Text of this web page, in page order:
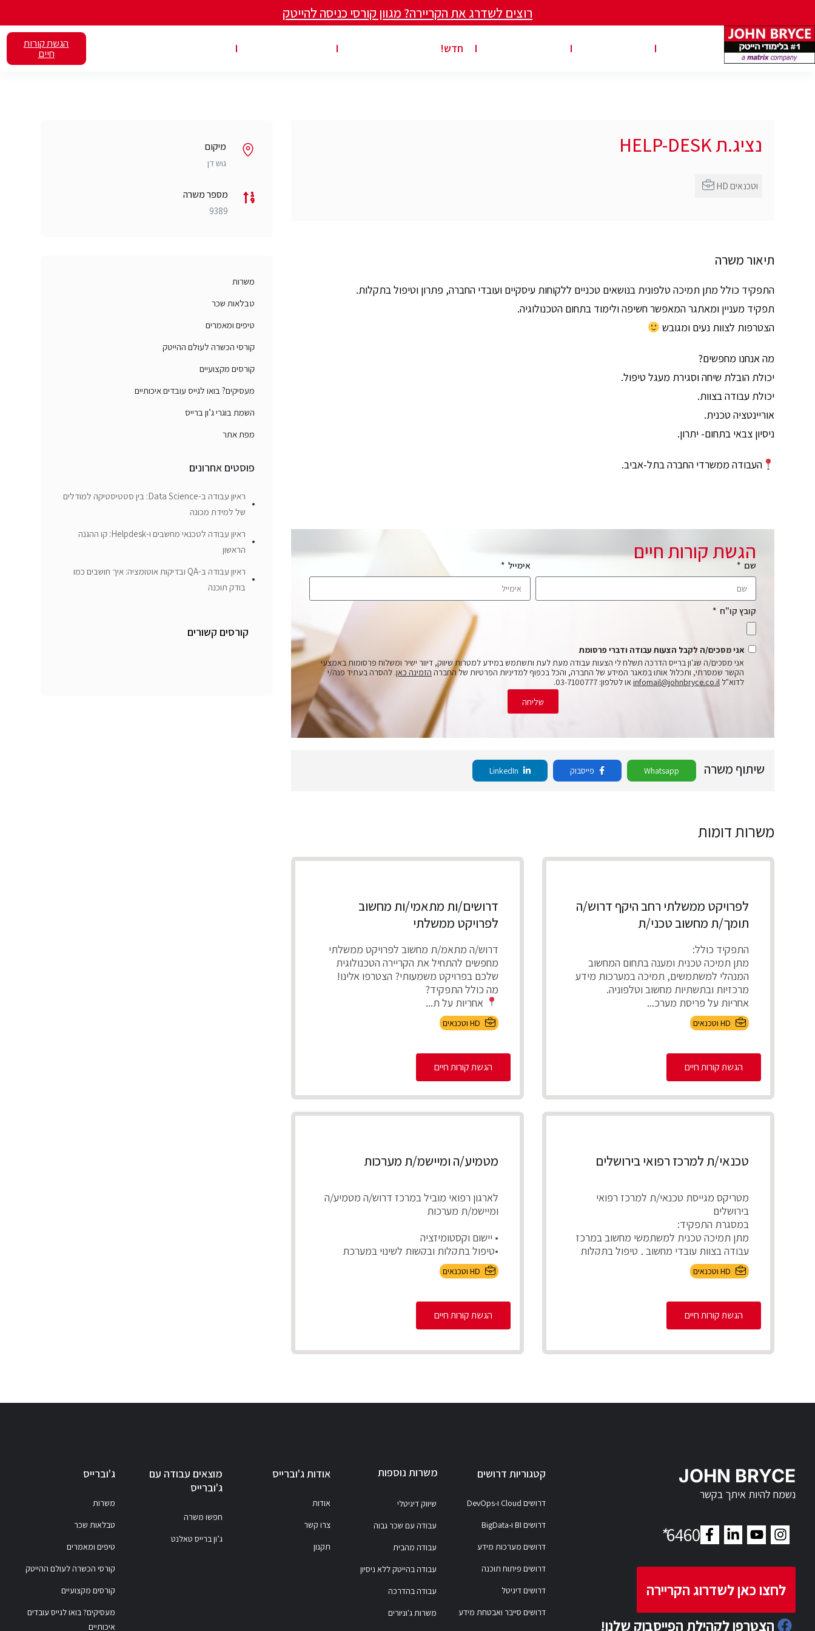
רוצים לשדרג את הקריירה? מגוון קורסי כניסה להייטק
חדש! הגשת קורות
חיים
נציג.ת HELP-DESK
תיאור משרה
התפקיד כולל מתן תמיכה טלפונית בנושאים טכניים ללקוחות עיסקיים ועובדי החברה, פתרון וטיפול בתקלות.
תפקיד מעניין ומאתגר המאפשר חשיפה ולימוד בתחום הטכנולוגיה.
הצטרפות לצוות נעים ומגובש
מה אנחנו מחפשים?
יכולת הובלת שיחה וסגירת מעגל טיפול.
יכולת עבודה בצוות.
אוריינטציה טכנית.
ניסיון צבאי בתחום- יתרון.
העבודה ממשרדי החברה בתל-אביב.
הגשת קורות חיים
שם אימייל
קובץ קו"ח
אני מסכים/ה לקבל הצעות עבודה ודברי פרסומת
אני מסכים/ה שג'ון ברייס הדרכה תשלח לי הצעות עבודה מעת לעת ותשתמש במידע למטרות שיווק, דיוור ישיר ומשלוח פרסומות באמצעי
הקשר שמסרתי, ותכלול אותו במאגר המידע של החברה, והכל בכפוף למדיניות הפרטיות של החברה הזמינה כאן. להסרה בעתיד פנה/י
לדוא"ל infomail@johnbryce.co.il או לטלפון: 03-7100777.
שליחה
שיתוף משרה Whatsapp פייסבוק
משרות דומות
לפרויקט ממשלתי רחב היקף דרוש/ה
תומך/ת מחשוב טכני/ת
התפקיד כולל:
מתן תמיכה טכנית ומענה בתחום המחשוב
המנהלי למשתמשים, תמיכה במערכות מידע
מרכזיות ובתשתיות מחשוב וטלפוניה.
אחריות על פריסת מערכ...
HD וטכנאים
הגשת קורות חיים
דרושים/ות מתאמי/ות מחשוב
לפרויקט ממשלתי
דרוש/ה מתאמ/ת מחשוב לפרויקט ממשלתי
מחפשים להתחיל את הקריירה הטכנולוגית
שלכם בפרויקט משמעותי? הצטרפו אלינו!
מה כולל התפקיד?
אחריות על ת...
HD וטכנאים
הגשת קורות חיים
טכנאי/ת למרכז רפואי בירושלים
מטריקס מגייסת טכנאי/ת למרכז רפואי
בירושלים
במסגרת התפקיד:
מתן תמיכה טכנית למשתמשי מחשוב במרכז
עבודה בצוות עובדי מחשוב , טיפול בתקלות
חומר...
HD וטכנאים
הגשת קורות חיים
מטמיע/ה ומיישמ/ת מערכות
לארגון רפואי מוביל במרכז דרוש/ה מטמיע/ה
ומיישמ/ת מערכות
• יישום וקסטומיזציה
•טיפול בתקלות ובקשות לשינוי במערכת
בשוטף
•בדיקות קבלה לפיתוח...
HD וטכנאים
הגשת קורות חיים
מיקום
גוש דן
מספר משרה
9389
משרות
טבלאות שכר
טיפים ומאמרים
קורסי הכשרה לעולם ההייטק
קורסים מקצועיים
מעסיקים? בואו לגייס עובדים איכותיים
השמת בוגרי ג’ון ברייס
מפת אתר
פוסטים אחרונים
ראיון עבודה ב-Data Science: בין סטטיסטיקה למודלים
של למידת מכונה
ראיון עבודה לטכנאי מחשבים ו-Helpdesk: קו ההגנה
הראשון
ראיון עבודה ב-QA ובדיקות אוטומציה: איך חושבים כמו
בודק תוכנה
קורסים קשורים
JOHN BRYCE
נשמח להיות איתך בקשר
6460
*
לחצו כאן לשדרוג הקריירה
הצטרפו לקהילת הפייסבוק שלנו!
קטגוריות דרושים
דרושים Cloud ו-DevOps
דרושים BI ו-BigData
דרושים מערכות מידע
דרושים פיתוח תוכנה
דרושים דיגיטל
דרושים סייבר ואבטחת מידע
משרות נוספות
שיווק דיגיטלי
עבודה עם שכר גבוה
עבודה מהבית
עבודה בהייטק ללא ניסיון
עבודה בהדרכה
משרות ג'וניורים
אודות ג'וברייס
אודות
צרו קשר
תקנון
מוצאים עבודה עם
ג'וברייס
חפשו משרה
ג’ון ברייס טאלנט
ג'וברייס
משרות
טבלאות שכר
טיפים ומאמרים
קורסי הכשרה לעולם ההייטק
קורסים מקצועיים
מעסיקים? בואו לגייס עובדים
איכותיים